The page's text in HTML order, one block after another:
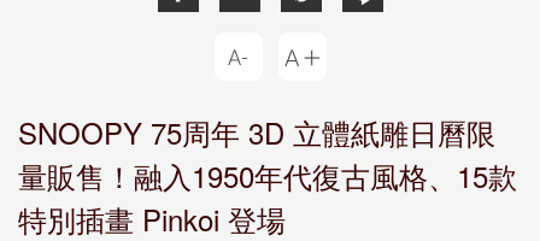
SNOOPY 75周年 3D 立體紙雕日曆限
量販售！融入1950年代復古風格、15款
特別插畫 Pinkoi 登場